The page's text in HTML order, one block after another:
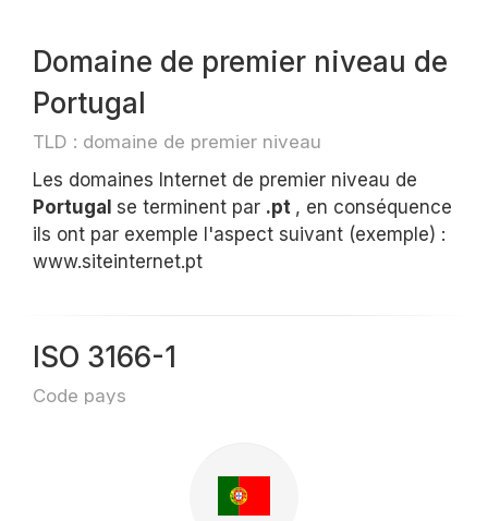
Domaine de premier niveau de
Portugal
TLD : domaine de premier niveau
Les domaines Internet de premier niveau de
Portugal se terminent par .pt , en conséquence
ils ont par exemple l'aspect suivant (exemple) :
www.siteinternet.pt
ISO 3166-1
Code pays